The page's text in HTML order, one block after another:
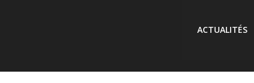
ACTUALITÉS